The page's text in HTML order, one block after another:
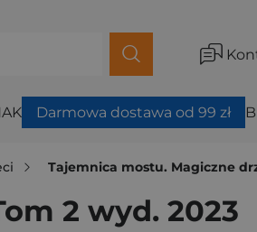
Darmowa dostawa od 99 zł
Tajemnica mostu. Magiczne
2 wyd. 2023